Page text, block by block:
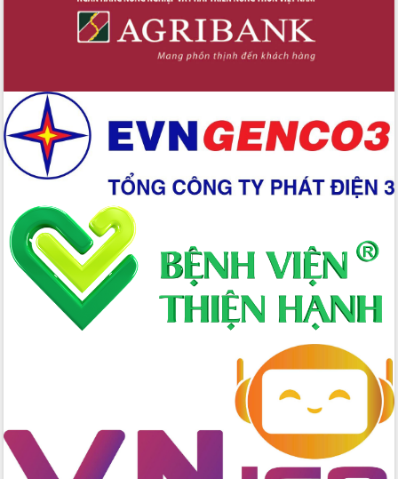
Xây dựng nền hành chính số đồng
hành cùng nông dân dân, doanh nghiệp
Giai đoạn 2026-2030, Đắk Lắk phấn
mới
Chuyển đổi số 'mở đường' cho nông
nghiệp Đắk Lắk tăng trưởng bứt phá
Triển khai đồng bộ đo đạc, lập hồ sơ
địa chính, hoàn thiện cơ sở dữ liệu đất
Ứng dụng sinh trắc học - Bước tiến
trong hành trình chuyển đổi số tại Đắk
Lắk
Đắk Lắk nâng cao hiệu quả công tác
Đảng từ Sổ tay đảng viên điện tử
Đắk Lắk đẩy mạnh nuôi biển công
nghệ, hướng tới phát triển thủy sản
Đắk Lắk phát động hưởng ứng Ngày
Quyền của người tiêu dùng Việt Nam
2026